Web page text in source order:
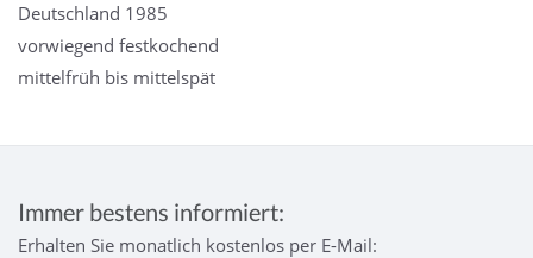
Deutschland 1985
vorwiegend festkochend
mittelfrüh bis mittelspät
Immer bestens informiert:
Erhalten Sie monatlich kostenlos per E-Mail: